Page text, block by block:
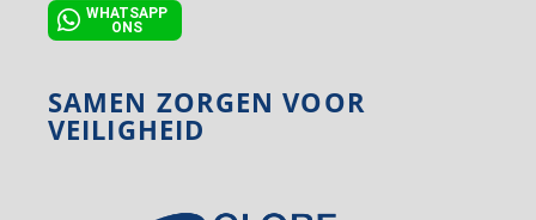
WHATSAPP
ONS
SAMEN ZORGEN VOOR
VEILIGHEID